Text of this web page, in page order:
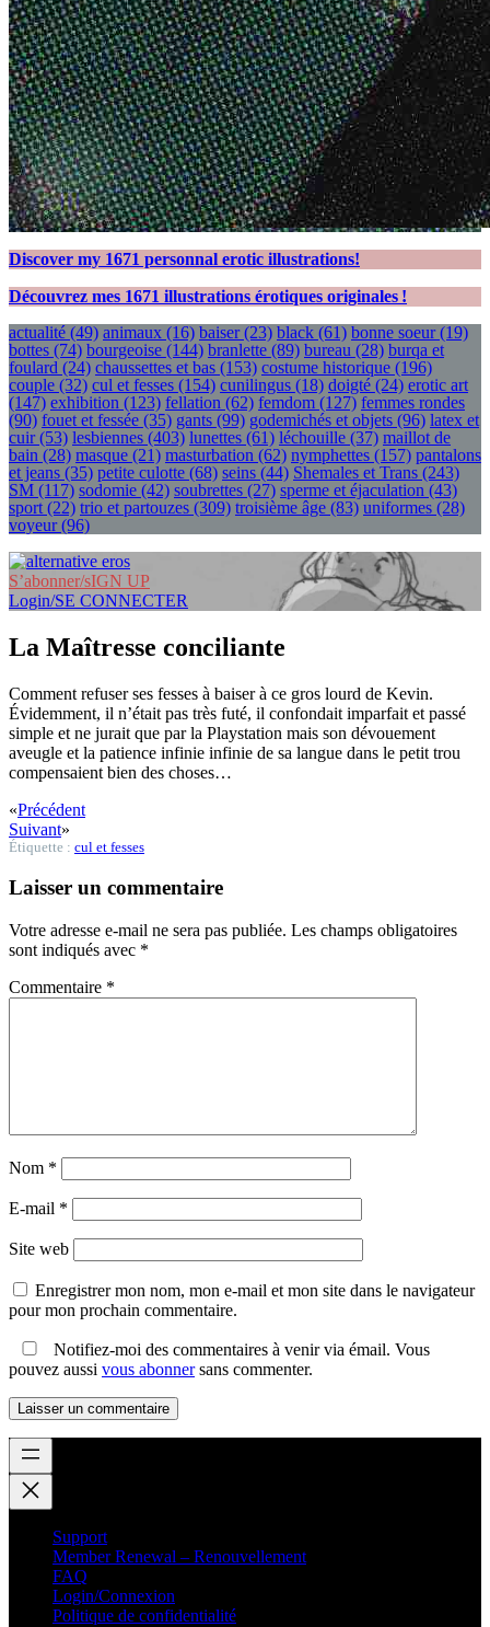
Discover my 1671 personnal erotic illustrations!
Découvrez mes 1671 illustrations érotiques originales !
actualité (49) animaux (16) baiser(23) black (61) bonne soeur(19)
bottes (74) bourgeoise (144) branlette (89) bureau (28) burqa et
foulard (24) chaussettes et bas (153) costume historique (196)
couple (32) cul et fesses (154) cunilingus (18) doigté (24) erotic art
(147) exhibition (123) fellation (62) femdom (127) femmes rondes
(90) fouet et fessée (35) gants (99) godemichés et objets (96) latex et
cuir(53) lesbiennes (403) lunettes (61) léchouille (37) maillot de
bain (28) masque (21) masturbation (62) nymphettes (157) pantalons
et jeans (35) petite culotte (68) seins (44) Shemales et Trans (243)
SM (117) sodomie (42) soubrettes (27) sperme et éjaculation (43)
sport (22) trio et partouzes (309) troisième âge (83) uniformes (28)
voyeur(96)
S’abonner/sIGN UP
Login/SE CONNECTER
La Maîtresse conciliante
Comment refuser ses fesses à baiser à ce gros lourd de Kevin.
Évidemment, il n’était pas très futé, il confondait imparfait et passé
simple et ne jurait que par la Playstation mais son dévouement
aveugle et la patience infinie infinie de sa langue dans le petit trou
compensaient bien des choses…
«Précédent
Suivant»
Étiquette : cul et fesses
Laisser un commentaire
Votre adresse e-mail ne sera pas publiée. Les champs obligatoires
sont indiqués avec *
Commentaire *
Nom *
E-mail *
Site web
Enregistrer mon nom, mon e-mail et mon site dans le navigateur
pour mon prochain commentaire.
Notifiez-moi des commentaires à venir via émail. Vous
pouvez aussi vous abonnersans commenter.
Support
Member Renewal – Renouvellement
FAQ
Login/Connexion
Politique de confidentialité